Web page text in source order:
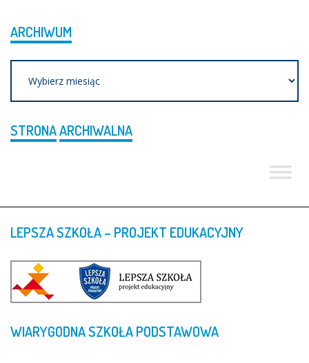
ARCHIWUM
STRONAARCHIWALNA
LEPSZASZKOŁA– PROJEKT EDUKACYJNY
WIARYGODNASZKOŁAPODSTAWOWA